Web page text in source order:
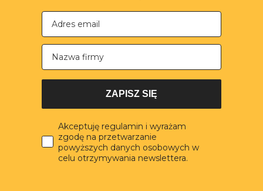
Nazwa firmy
ZAPISZ SIĘ
Akceptuję regulamin i wyrażam
zgodę na przetwarzanie
powyższych danych osobowych w
celu otrzymywania newslettera.